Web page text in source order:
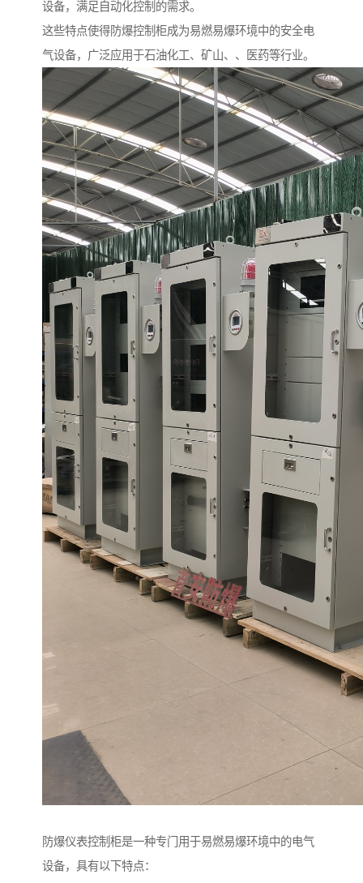
设备，满足自动化控制的需求。
这些特点使得防爆控制柜成为易燃易爆环境中的安全电
气设备，广泛应用于石油化工、矿山、、医药等行业。
防爆仪表控制柜是一种专门用于易燃易爆环境中的电气
设备，具有以下特点：